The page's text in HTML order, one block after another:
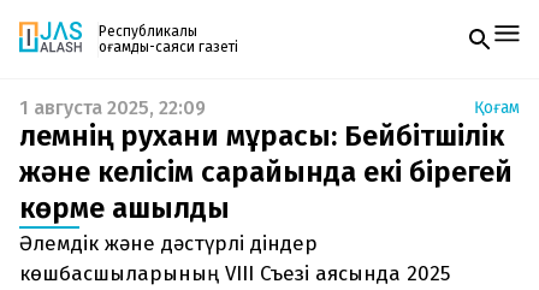
Республикалық
қоғамдық-саяси газеті
Жаңалықтар
Спорт
Live
Руханият
Аймақ
Архив
Заң және тәртіп
Газетке жазылу
PDF форматтағы газетті ай сайын электронды
поштаңызға алып отырыңыз. Жаңа нөмір
шыққан сәтте сізге бірден жіберіледі. Тек email
енгізіңіз, біз қалғанын өзіміз жібереміз.
1 августа 2025, 22:09 Қоғам
Әлемнің рухани мұрасы: Бейбітшілік
және келісім сарайында екі бірегей
көрме ашылды
Әлемдік және дәстүрлі діндер
көшбасшыларының VIII Съезі аясында 2025